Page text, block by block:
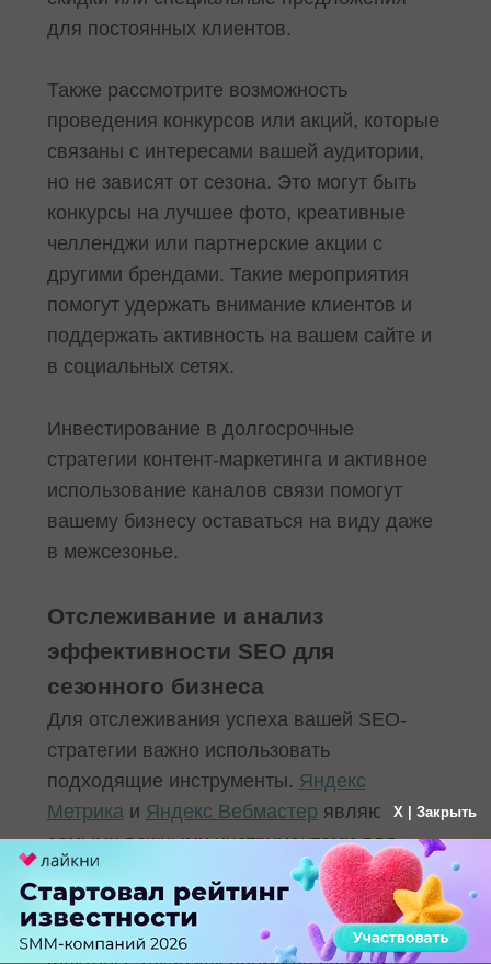
для постоянных клиентов.
Также рассмотрите возможность
проведения конкурсов или акций, которые
связаны с интересами вашей аудитории,
но не зависят от сезона. Это могут быть
конкурсы на лучшее фото, креативные
челленджи или партнерские акции с
другими брендами. Такие мероприятия
помогут удержать внимание клиентов и
поддержать активность на вашем сайте и
в социальных сетях.
Инвестирование в долгосрочные
стратегии контент-маркетинга и активное
использование каналов связи помогут
вашему бизнесу оставаться на виду даже
в межсезонье.
Отслеживание и анализ
эффективности SEO для
сезонного бизнеса
Для отслеживания успеха вашей SEO-
стратегии важно использовать
подходящие инструменты. Яндекс
Метрикаи Яндекс Вебмастер являются
самыми важными инструментами для
анализа трафика и видимости в поисковой
системе Яндекс. Яндекс Метрика
позволяет отслеживать поведенческие
X | Закрыть